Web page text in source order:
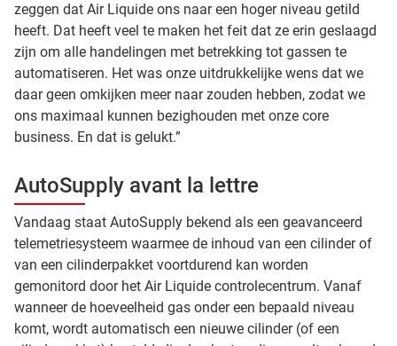
zeggen dat Air Liquide ons naar een hoger niveau getild
heeft. Dat heeft veel te maken het feit dat ze erin geslaagd
zijn om alle handelingen met betrekking tot gassen te
automatiseren. Het was onze uitdrukkelijke wens dat we
daar geen omkijken meer naar zouden hebben, zodat we
ons maximaal kunnen bezighouden met onze core
business. En dat is gelukt.”
AutoSupply avant la lettre
Vandaag staat AutoSupply bekend als een geavanceerd
telemetriesysteem waarmee de inhoud van een cilinder of
van een cilinderpakket voortdurend kan worden
gemonitord door het Air Liquide controlecentrum. Vanaf
wanneer de hoeveelheid gas onder een bepaald niveau
komt, wordt automatisch een nieuwe cilinder (of een